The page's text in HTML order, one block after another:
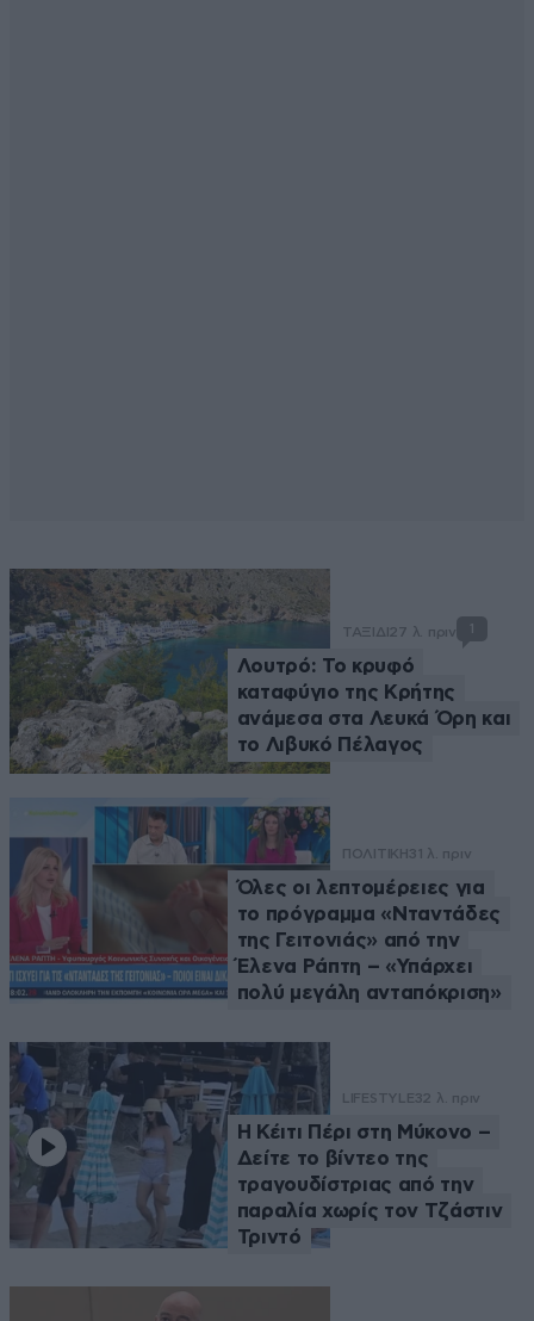
ΤΑΞΙΔΙ27 λ. πριν
Λουτρό: Το κρυφό
καταφύγιο της Κρήτης
ανάμεσα στα Λευκά Όρη και
το Λιβυκό Πέλαγος
ΠΟΛΙΤΙΚΗ31 λ. πριν
Όλες οι λεπτομέρειες για
το πρόγραμμα «Νταντάδες
της Γειτονιάς» από την
Έλενα Ράπτη – «Υπάρχει
πολύ μεγάλη ανταπόκριση»
LIFESTYLE32 λ. πριν
Η Κέιτι Πέρι στη Μύκονο –
Δείτε το βίντεο της
τραγουδίστριας από την
παραλία χωρίς τον Τζάστιν
Τριντό